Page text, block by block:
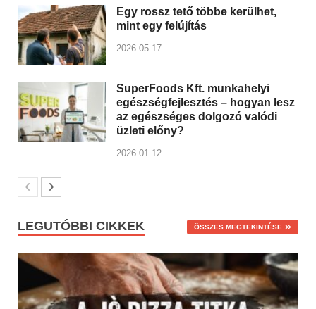
Egy rossz tető többe kerülhet,
mint egy felújítás
2026.05.17.
SuperFoods Kft. munkahelyi
egészségfejlesztés – hogyan lesz
az egészséges dolgozó valódi
üzleti előny?
2026.01.12.
LEGUTÓBBI CIKKEK ÖSSZES MEGTEKINTÉSE